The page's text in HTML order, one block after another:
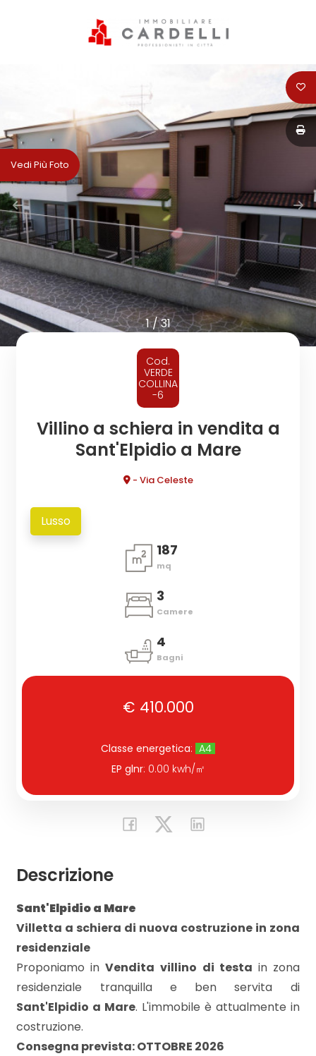
1/31
Vedi Più Foto
Cod.
VERDE
COLLINA
-6
Villino a schiera in vendita a
Sant'Elpidio a Mare
- Via Celeste
Lusso
187
mq
3
Camere
4
Bagni
€ 410.000
Classe energetica: A4
EP glnr: 0.00 kwh/㎡
Descrizione
Sant'Elpidio a Mare
Villetta a schiera di nuova costruzione in zona
residenziale
Proponiamo inVendita villino di testa in zona
residenziale tranquilla e ben servita di
Sant'Elpidio a Mare. L'immobile è attualmente in
costruzione.
Consegna prevista: OTTOBRE 2026
SCEGLIERE
CARDELLI
IMMOBILIARE
SERVIZI
VENDITA
AFFITTI
CONTATTI
Contratto
Qualsiasi
Vendita
Affitto
Scegli
dove
cercare
Tipologia
Totale
mq